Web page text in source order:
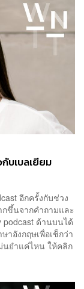
บเบลเยียม
อีกครั้งกับช่วง
กขึ้นจากคำถามและ
podcast ด้านบนได้
าอังกฤษเพื่อเช็กว่า
ยำแค่ไหน ให้คลิก